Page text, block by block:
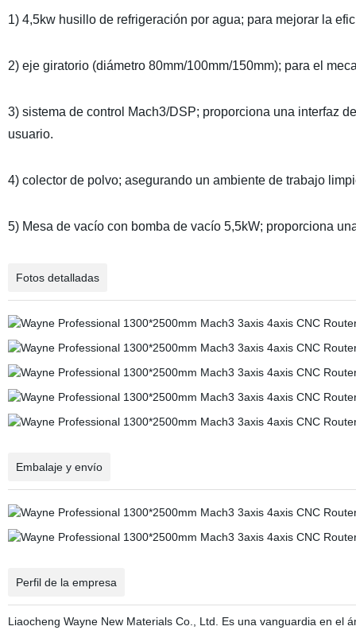
1) 4,5kw husillo de refrigeración por agua; para mejorar la
2) eje giratorio (diámetro 80mm/100mm/150mm); para el
3) sistema de control Mach3/DSP; proporciona una interfaz
usuario.
4) colector de polvo; asegurando un ambiente de trabajo
5) Mesa de vacío con bomba de vacío 5,5kW; proporciona
Fotos detalladas
Embalaje y envío
Perfil de la empresa
Liaocheng Wayne New Materials Co., Ltd. Es una vanguardia en el